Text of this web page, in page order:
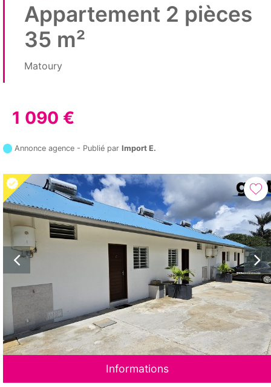
Appartement 2 pièces
35 m²
Matoury
1 090 €
Annonce agence - Publié parImport E.
Informations